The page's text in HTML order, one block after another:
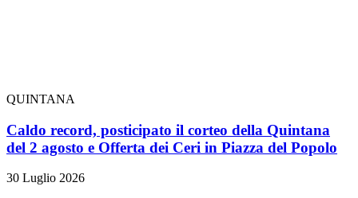
QUINTANA
Caldo record, posticipato il corteo della Quintana
del 2 agosto e Offerta dei Ceri in Piazza del Popolo
30 Luglio 2026